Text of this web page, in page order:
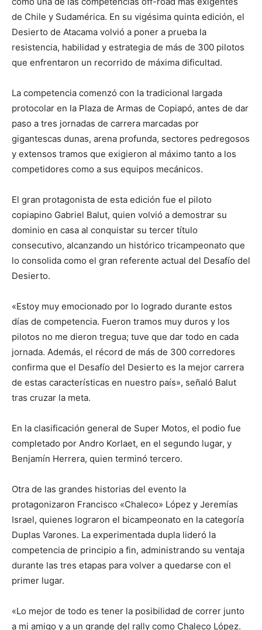
de Chile y Sudamérica. En su vigésima quinta edición, el
Desierto de Atacama volvió a poner a prueba la
resistencia, habilidad y estrategia de más de 300 pilotos
que enfrentaron un recorrido de máxima dificultad.
La competencia comenzó con la tradicional largada
protocolar en la Plaza de Armas de Copiapó, antes de dar
paso a tres jornadas de carrera marcadas por
gigantescas dunas, arena profunda, sectores pedregosos
y extensos tramos que exigieron al máximo tanto a los
competidores como a sus equipos mecánicos.
El gran protagonista de esta edición fue el piloto
copiapino Gabriel Balut, quien volvió a demostrar su
dominio en casa al conquistar su tercer título
consecutivo, alcanzando un histórico tricampeonato que
lo consolida como el gran referente actual del Desafío del
Desierto.
«Estoy muy emocionado por lo logrado durante estos
días de competencia. Fueron tramos muy duros y los
pilotos no me dieron tregua; tuve que dar todo en cada
jornada. Además, el récord de más de 300 corredores
confirma que el Desafío del Desierto es la mejor carrera
de estas características en nuestro país», señaló Balut
tras cruzar la meta.
En la clasificación general de Super Motos, el podio fue
completado por Andro Korlaet, en el segundo lugar, y
Benjamín Herrera, quien terminó tercero.
Otra de las grandes historias del evento la
protagonizaron Francisco «Chaleco» López y Jeremías
Israel, quienes lograron el bicampeonato en la categoría
Duplas Varones. La experimentada dupla lideró la
competencia de principio a fin, administrando su ventaja
durante las tres etapas para volver a quedarse con el
primer lugar.
«Lo mejor de todo es tener la posibilidad de correr junto
a mi amigo y a un grande del rally como Chaleco López.